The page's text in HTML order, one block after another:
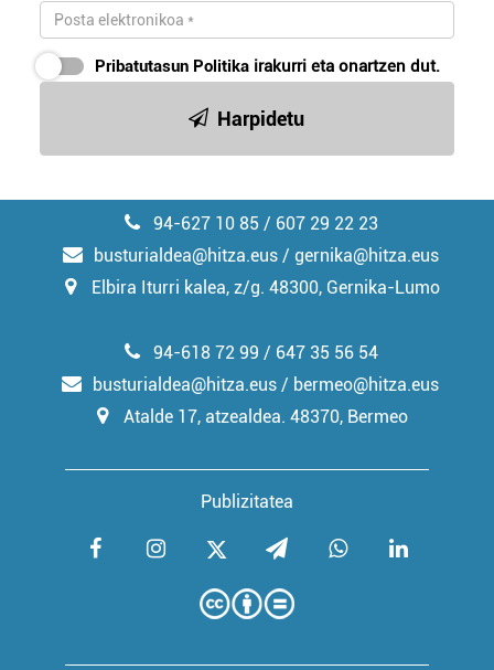
Pribatutasun Politika irakurri eta onartzen dut.
Harpidetu
94-627 10 85 / 607 29 22 23
busturialdea@hitza.eus / gernika@hitza.eus
Elbira Iturri kalea, z/g. 48300, Gernika-Lumo
Publizitatea
94-618 72 99 / 647 35 56 54
busturialdea@hitza.eus / bermeo@hitza.eus
Atalde 17, atzealdea. 48370, Bermeo